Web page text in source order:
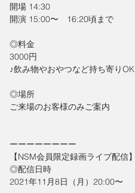
開場 14:30
開演 15:00〜　16:20頃まで
◎料金
3000円
♪飲み物やおやつなど持ち寄りOK
◎場所
ご来場のお客様のみご案内
ーーーーーーーー
【NSM会員限定録画ライブ配信】
◎配信日時
2021年11月8日（月）20:00〜